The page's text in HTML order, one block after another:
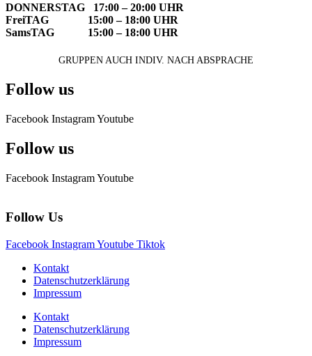
DONNERSTAG 17:00 – 20:00 UHR
FreiTAG 15:00 – 18:00 UHR
SamsTAG 15:00 – 18:00 UHR
GRUPPEN AUCH INDIV. NACH ABSPRACHE
Follow us
Facebook InstagramYoutube
Follow us
Facebook InstagramYoutube
Follow Us
Facebook InstagramYoutube Tiktok
Kontakt
Datenschutzerklärung
Impressum
Kontakt
Datenschutzerklärung
Impressum